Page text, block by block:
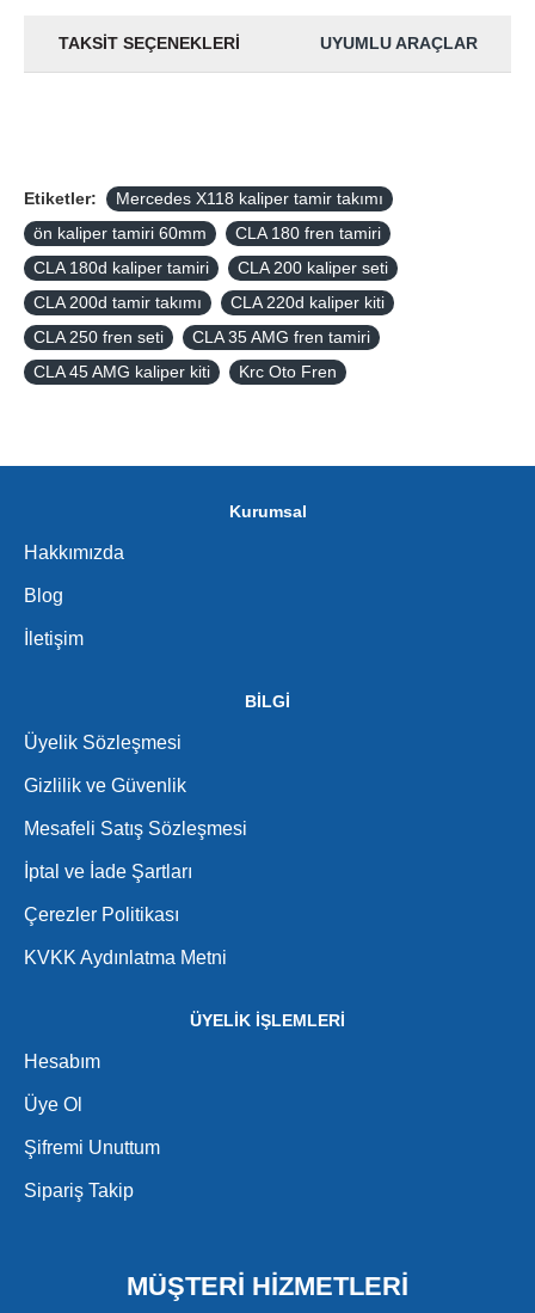
TAKSIT SEÇENEKLERI UYUMLU ARAÇLAR
Etiketler:
Mercedes X118 kaliper tamir takımı
ön kaliper tamiri 60mm
CLA 180 fren tamiri
CLA 180d kaliper tamiri
CLA 200 kaliper seti
CLA 200d tamir takımı
CLA 220d kaliper kiti
CLA 250 fren seti
CLA 35 AMG fren tamiri
CLA 45 AMG kaliper kiti
Krc Oto Fren
Kurumsal
Hakkımızda
Blog
İletişim
BİLGİ
Üyelik Sözleşmesi
Gizlilik ve Güvenlik
Mesafeli Satış Sözleşmesi
İptal ve İade Şartları
Çerezler Politikası
KVKK Aydınlatma Metni
ÜYELİK İŞLEMLERİ
Hesabım
Üye Ol
Şifremi Unuttum
Sipariş Takip
MÜŞTERİ HİZMETLERİ